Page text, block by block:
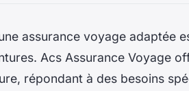
assurance voyage adaptée
Acs Assurance Voyage
répondant à des besoins